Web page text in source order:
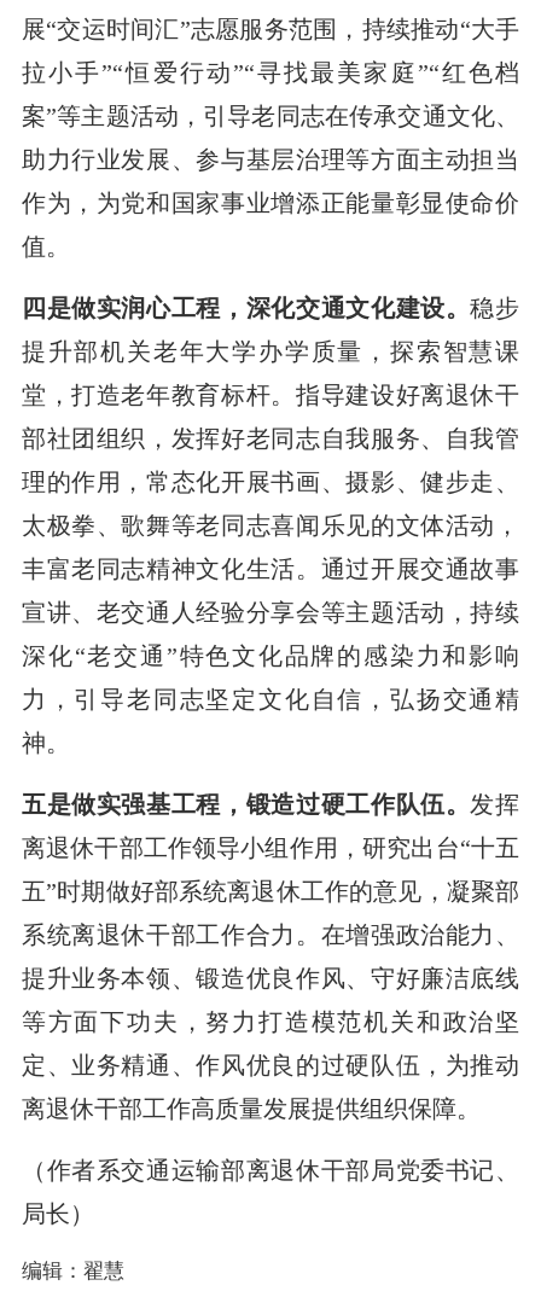
展“交运时间汇”志愿服务范围，持续推动“大手
拉小手”“恒爱行动”“寻找最美家庭”“红色档
案”等主题活动，引导老同志在传承交通文化、
助力行业发展、参与基层治理等方面主动担当
作为，为党和国家事业增添正能量彰显使命价
值。
四是做实润心工程，深化交通文化建设。稳步
提升部机关老年大学办学质量，探索智慧课
堂，打造老年教育标杆。指导建设好离退休干
部社团组织，发挥好老同志自我服务、自我管
理的作用，常态化开展书画、摄影、健步走、
太极拳、歌舞等老同志喜闻乐见的文体活动，
丰富老同志精神文化生活。通过开展交通故事
宣讲、老交通人经验分享会等主题活动，持续
深化“老交通”特色文化品牌的感染力和影响
力，引导老同志坚定文化自信，弘扬交通精
神。
五是做实强基工程，锻造过硬工作队伍。 发挥
离退休干部工作领导小组作用，研究出台“十五
五”时期做好部系统离退休工作的意见，凝聚部
系统离退休干部工作合力。在增强政治能力、
提升业务本领、锻造优良作风、守好廉洁底线
等方面下功夫，努力打造模范机关和政治坚
定、业务精通、作风优良的过硬队伍，为推动
离退休干部工作高质量发展提供组织保障。
（作者系交通运输部离退休干部局党委书记、
局长）
编辑：翟慧